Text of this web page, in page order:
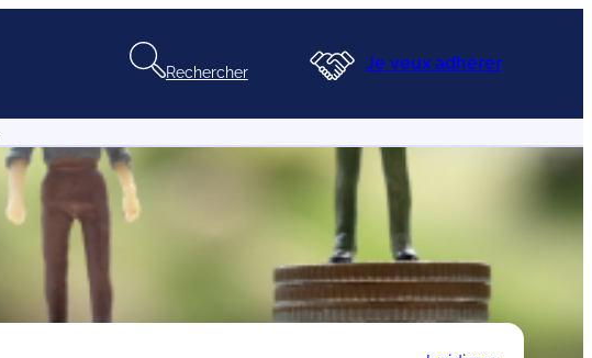
Rechercher Je veux adhérer